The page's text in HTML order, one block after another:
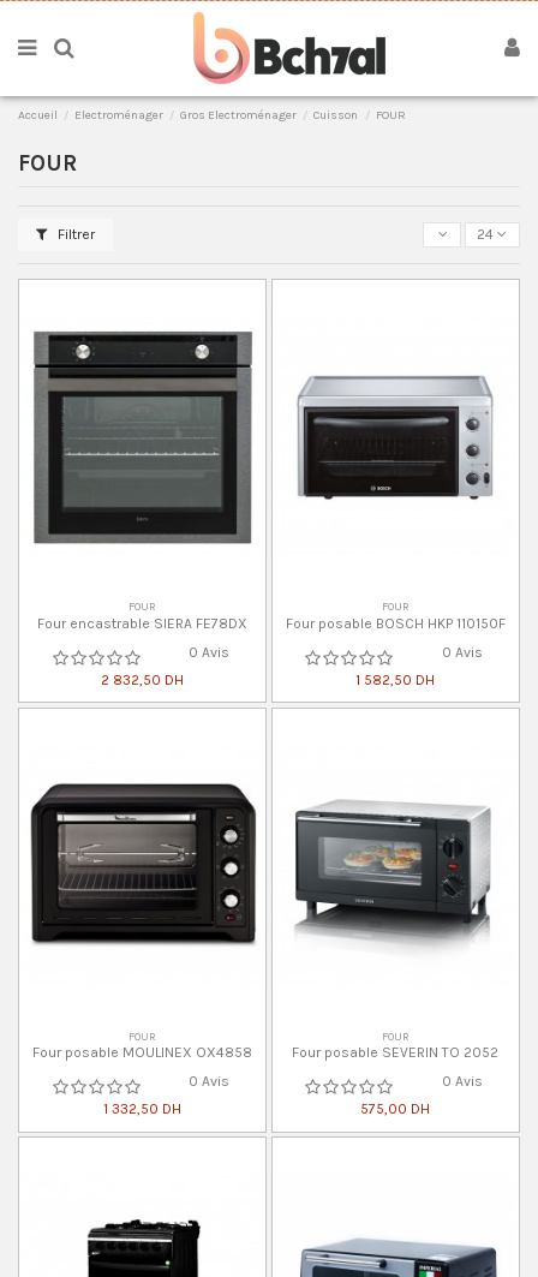
Accueil Electroménager Gros Electroménager Cuisson FOUR
FOUR
Filtrer 24
FOUR
Four encastrable SIERA FE78DX
0 Avis
2 832,50 DH
FOUR
Four posable BOSCH HKP 110150F
0 Avis
1 582,50 DH
FOUR
Four posable MOULINEX OX4858
0 Avis
1 332,50 DH
FOUR
Four posable SEVERIN TO 2052
0 Avis
575,00 DH